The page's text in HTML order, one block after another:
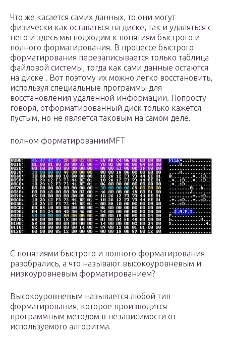
Что же касается самих данных, то они могут
физически как оставаться на диске, так и удаляться с
него и здесь мы подходим к понятиям быстрого и
полного форматирования. В процессе быстрого
форматирования перезаписывается только таблица
файловой системы, тогда как сами данные остаются
на диске . Вот поэтому их можно легко восстановить,
используя специальные программы для
восстановления удаленной информации. Попросту
говоря, отформатированный диск только кажется
пустым, но не является таковым на самом деле.
полном форматированииMFT
С понятиями быстрого и полного форматирования
разобрались, а что называют высокоуровневым и
низкоуровневым форматированием?
Высокоуровневым называется любой тип
форматирования, которое производится
программным методом в независимости от
используемого алгоритма.